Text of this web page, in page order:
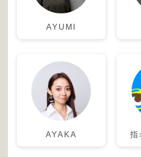
AYUMI
AYAKA 指